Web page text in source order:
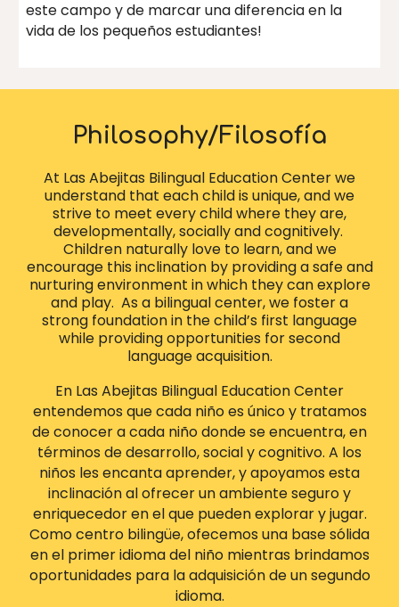
este campo y de marcar una diferencia en la
vida de los pequeños estudiantes!
Philosophy/Filosofía
At Las Abejitas Bilingual Education Center we
understand that each child is unique, and we
strive to meet every child where they are,
developmentally, socially and cognitively.
Children naturally love to learn, and we
encourage this inclination by providing a safe and
nurturing environment in which they can explore
and play. As a bilingual center, we foster a
strong foundation in the child’s first language
while providing opportunities for second
language acquisition.
En Las Abejitas Bilingual Education Center
entendemos que cada niño es único y tratamos
de conocer a cada niño donde se encuentra, en
términos de desarrollo, social y cognitivo. A los
niños les encanta aprender, y apoyamos esta
inclinación al ofrecer un ambiente seguro y
enriquecedor en el que pueden explorar y jugar.
Como centro bilingüe, ofecemos una base sólida
en el primer idioma del niño mientras brindamos
oportunidades para la adquisición de un segundo
idioma.